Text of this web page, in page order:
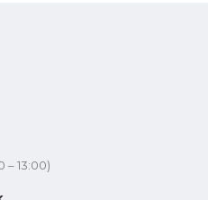
– 13:00)